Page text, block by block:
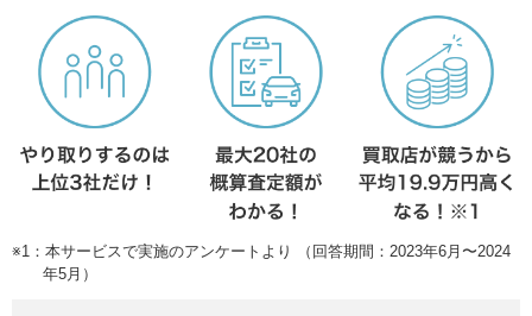
※1：本サービスで実施のアンケートより （回答期間：2023年6月〜2024
年5月）